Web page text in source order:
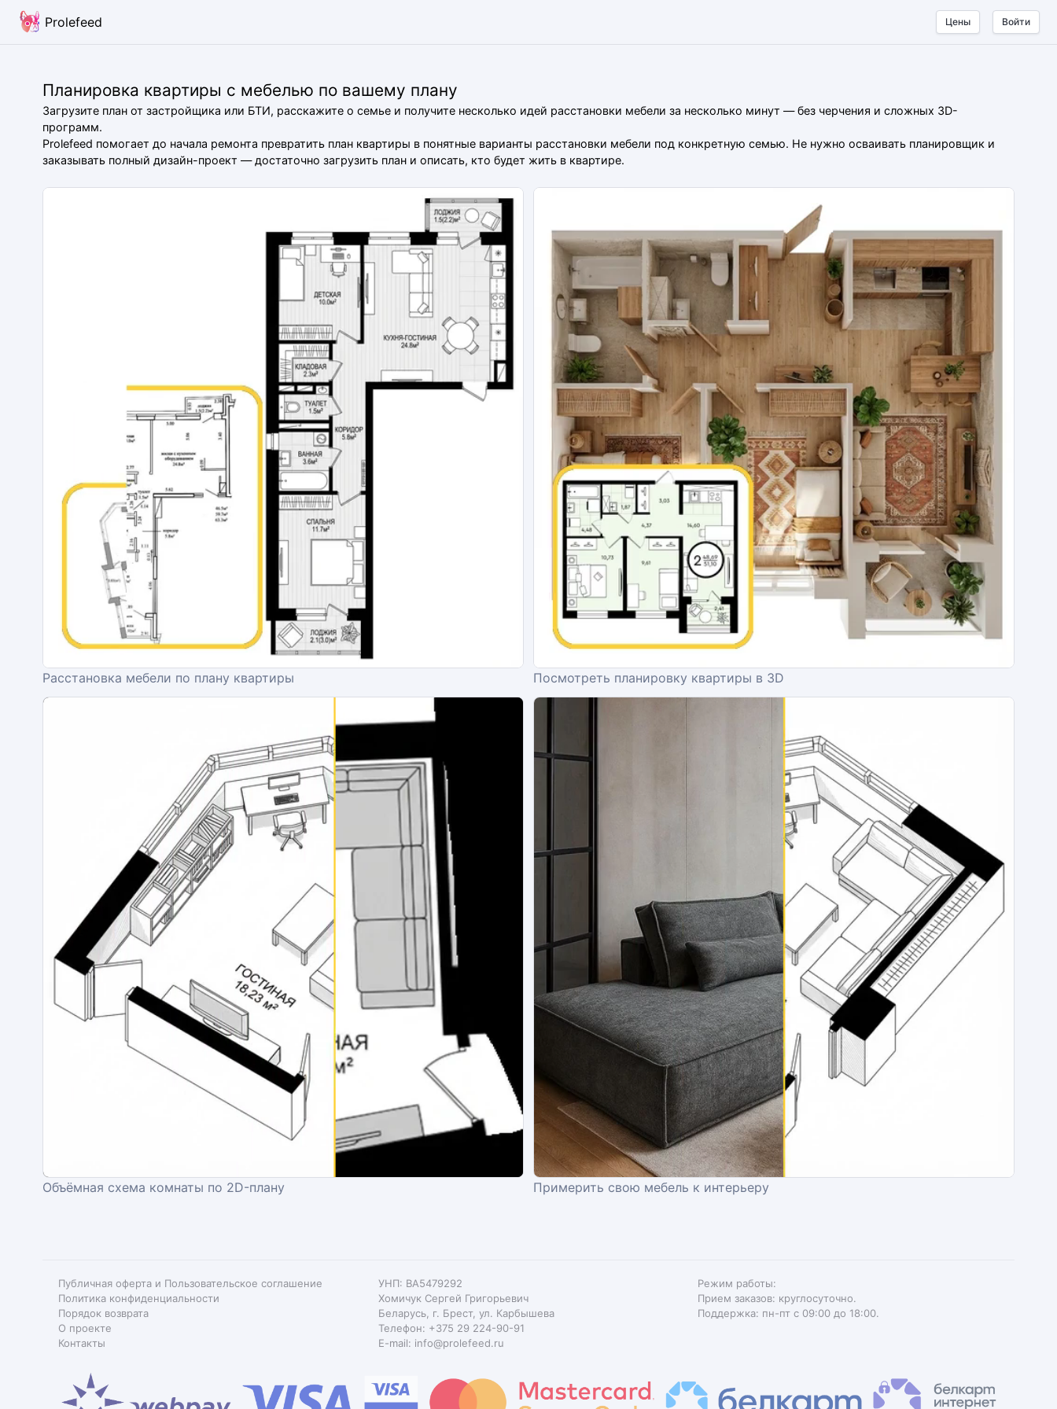
Prolefeed Цены Войти
Планировка квартиры с мебелью по вашему плану
Загрузите план от застройщика или БТИ, расскажите о семье и получите несколько идей расстановки мебели за несколько минут — без черчения и сложных 3D-
программ.
Prolefeed помогает до начала ремонта превратить план квартиры в понятные варианты расстановки мебели под конкретную семью. Не нужно осваивать планировщик и
заказывать полный дизайн-проект — достаточно загрузить план и описать, кто будет жить в квартире.
Расстановка мебели по плану квартиры Посмотреть планировку квартиры в 3D
Объёмная схема комнаты по 2D-плану Примерить свою мебель к интерьеру
Публичная оферта и Пользовательское соглашение
Политика конфиденциальности
Порядок возврата
О проекте
Контакты
УНП: BA5479292
Хомичук Сергей Григорьевич
Беларусь, г. Брест, ул. Карбышева
Телефон: +375 29 224-90-91
E-mail: info@prolefeed.ru
Режим работы:
Прием заказов: круглосуточно.
Поддержка: пн-пт с 09:00 до 18:00.